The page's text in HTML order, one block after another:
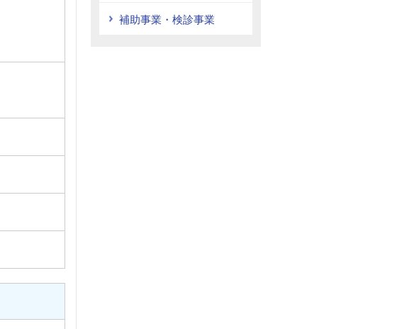
補助事業・検診事業